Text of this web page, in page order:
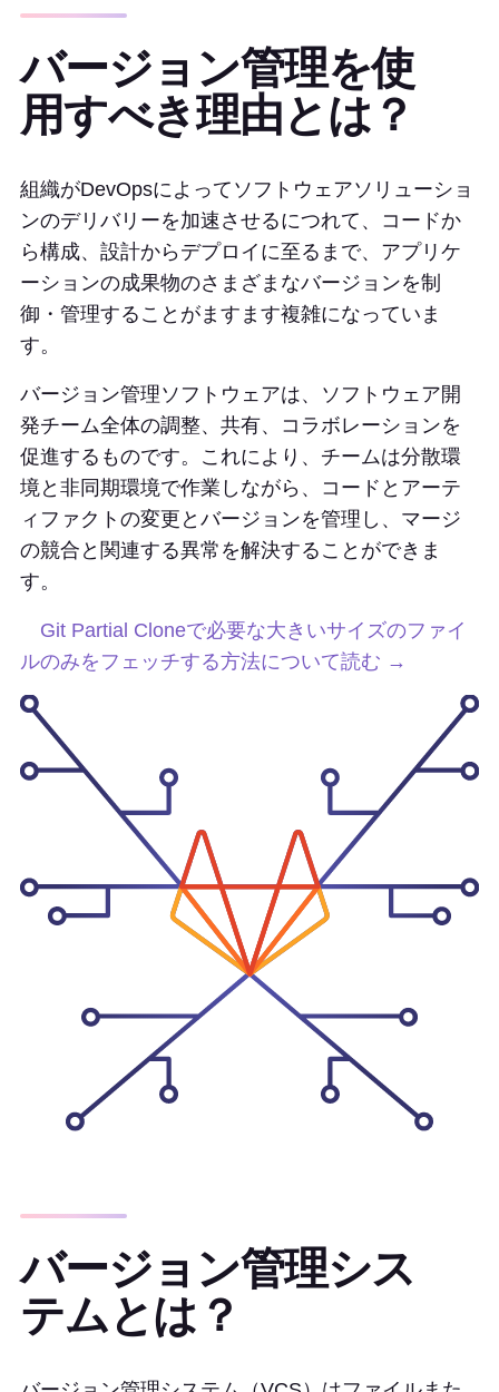
バージョン管理を使
用すべき理由とは？
組織がDevOpsによってソフトウェアソリューショ
ンのデリバリーを加速させるにつれて、コードか
ら構成、設計からデプロイに至るまで、アプリケ
ーションの成果物のさまざまなバージョンを制
御・管理することがますます複雑になっていま
す。
バージョン管理ソフトウェアは、ソフトウェア開
発チーム全体の調整、共有、コラボレーションを
促進するものです。これにより、チームは分散環
境と非同期環境で作業しながら、コードとアーテ
ィファクトの変更とバージョンを管理し、マージ
の競合と関連する異常を解決することができま
す。
Git Partial Cloneで必要な大きいサイズのファイ
ルのみをフェッチする方法について読む →
バージョン管理シス
テムとは？